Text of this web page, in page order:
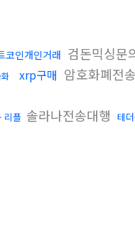
코인개인거래 검돈믹싱문
xrp구매 암호화폐전
리플 솔라나전송대행 테